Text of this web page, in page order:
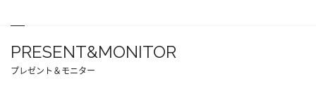
PRESENT&MONITOR
プレゼント＆モニター